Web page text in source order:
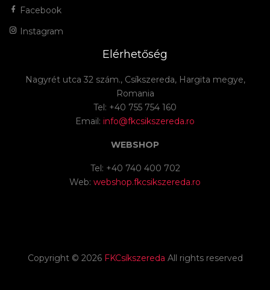
Facebook
Instagram
Elérhetőség
Nagyrét utca 32 szám., Csíkszereda, Hargita megye,
Romania
Tel: +40 755 754 160
Email: info@fkcsikszereda.ro
WEBSHOP
Tel: +40 740 400 702
Web: webshop.fkcsikszereda.ro
Copyright © 2026 FKCsíkszereda All rights reserved